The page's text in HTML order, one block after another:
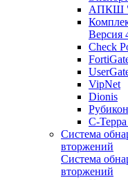
АПКШ
Версия
Check
VipNet
Dionis
Рубикон
С-
Система
вторжений
Система
вторжений